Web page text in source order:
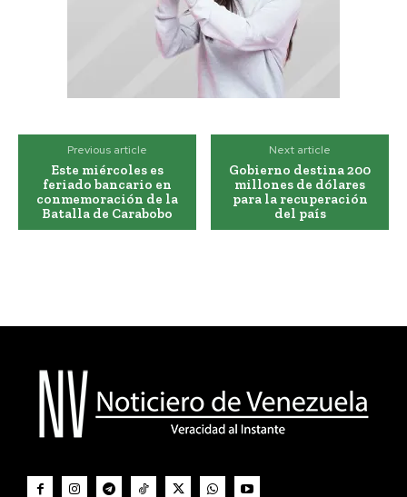
Previous article
Este miércoles es
feriado bancario en
conmemoración de la
Batalla de Carabobo
Next article
Gobierno destina 200
millones de dólares
para la recuperación
del país